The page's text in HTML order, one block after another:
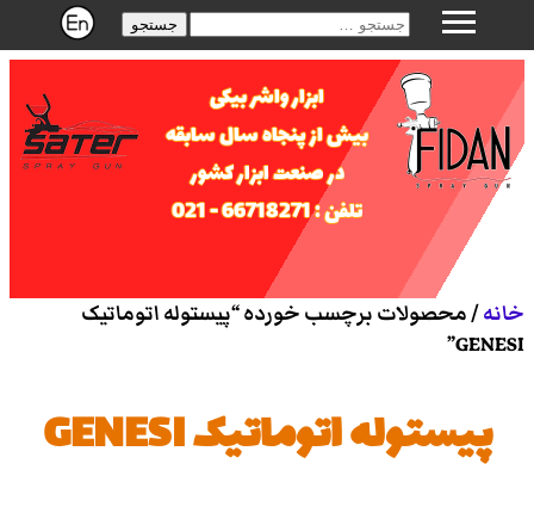
جستجو
ابزار واشر بیکی
بیش از پنجاه سال سابقه
در صنعت ابزار کشور
تلفن : 66718271 - 021
خانه/ محصولات برچسب خورده “پیستوله اتوماتیک
GENESI”
پیستوله اتوماتیک GENESI